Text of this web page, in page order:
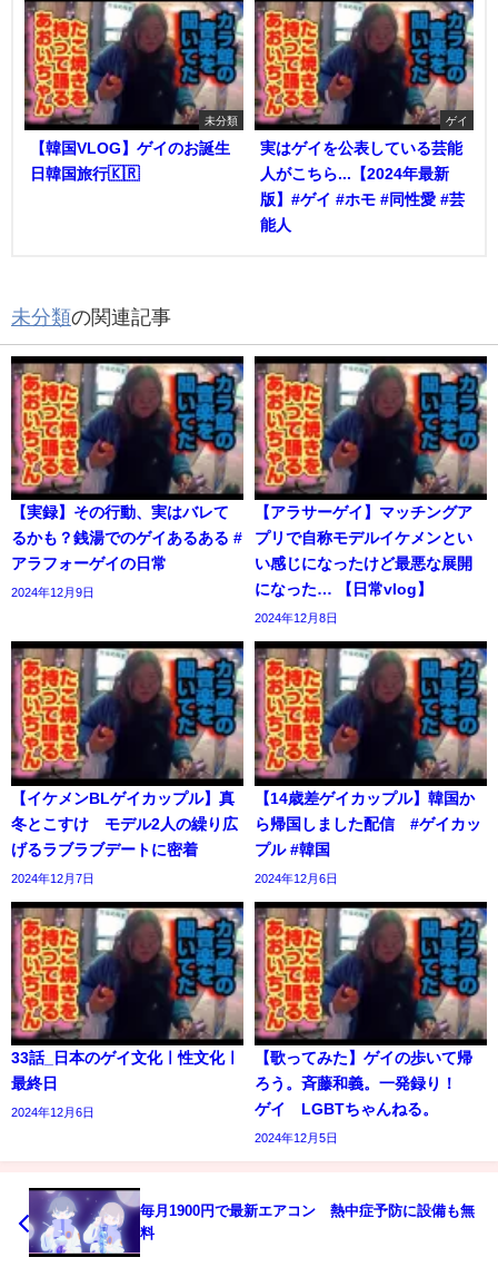
未分類
【韓国VLOG】ゲイのお誕生
日韓国旅行🇰🇷
ゲイ
実はゲイを公表している芸能
人がこちら...【2024年最新
版】#ゲイ #ホモ #同性愛 #芸
能人
未分類の関連記事
【実録】その行動、実はバレて
るかも？銭湯でのゲイあるある #
アラフォーゲイの日常
2024年12月9日
【アラサーゲイ】マッチングア
プリで自称モデルイケメンとい
い感じになったけど最悪な展開
になった… 【日常vlog】
2024年12月8日
【イケメンBLゲイカップル】真
冬とこすけ モデル2人の繰り広
げるラブラブデートに密着
2024年12月7日
【14歳差ゲイカップル】韓国か
ら帰国しました配信 #ゲイカッ
プル #韓国
2024年12月6日
33話_日本のゲイ文化ㅣ性文化ㅣ
最終日
2024年12月6日
【歌ってみた】ゲイの歩いて帰
ろう。斉藤和義。一発録り！
ゲイ LGBTちゃんねる。
2024年12月5日
毎月1900円で最新エアコン 熱中症予防に設備も無
料